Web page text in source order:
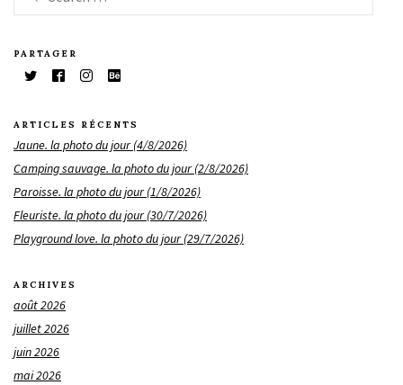
PARTAGER
ARTICLES RÉCENTS
Jaune. la photo du jour (4/8/2026)
Camping sauvage. la photo du jour (2/8/2026)
Paroisse. la photo du jour (1/8/2026)
Fleuriste. la photo du jour (30/7/2026)
Playground love. la photo du jour (29/7/2026)
ARCHIVES
août 2026
juillet 2026
juin 2026
mai 2026